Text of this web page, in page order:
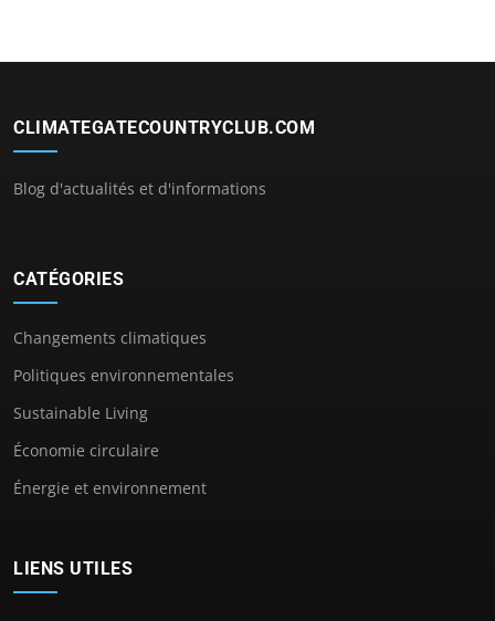
CLIMATEGATECOUNTRYCLUB.COM
Blog d'actualités et d'informations
CATÉGORIES
Changements climatiques
Politiques environnementales
Sustainable Living
Économie circulaire
Énergie et environnement
LIENS UTILES